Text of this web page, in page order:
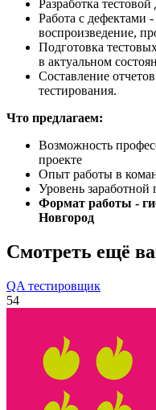
Разработка
Работа с дефектами
воспроизведение,
Подготовка
в актуальном
Составление
тестирования.
Что предлагаем:
Возможность
проекте
Опыт работы в
Уровень заработной
Формат работы -
Новгород
Смотреть ещё
QA тестировщик
54